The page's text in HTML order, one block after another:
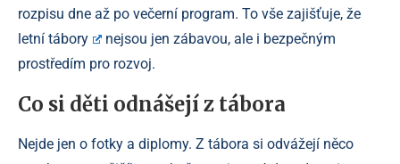
rozpisu dne až po večerní program. To vše zajišťuje, že
letní tábory
nejsou jen zábavou, ale i bezpečným
prostředím pro rozvoj.
Co si děti odnášejí z tábora
Nejde jen o fotky a diplomy. Z tábora si odvážejí něco